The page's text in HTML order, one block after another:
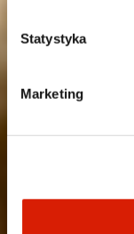
Statystyka
Marketing